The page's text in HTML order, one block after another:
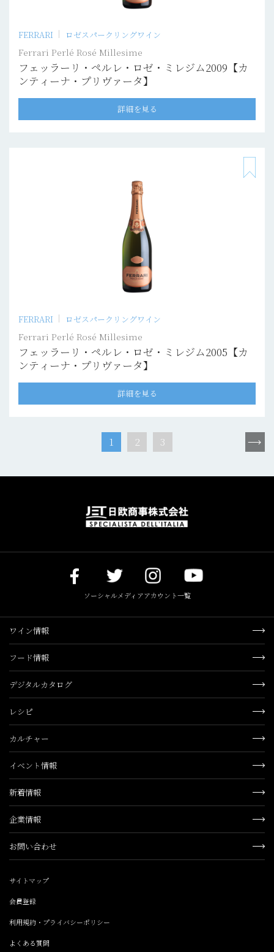
FERRARI ロゼスパークリングワイン
Ferrari Perlé Rosé Millesime
フェッラーリ・ペルレ・ロゼ・ミレジム2009【カ
ンティーナ・プリヴァータ】
詳細を見る
FERRARI ロゼスパークリングワイン
Ferrari Perlé Rosé Millesime
フェッラーリ・ペルレ・ロゼ・ミレジム2005【カ
ンティーナ・プリヴァータ】
詳細を見る
1 2 3
ソーシャルメディアアカウント一覧
ワイン情報
フード情報
デジタルカタログ
レシピ
カルチャー
イベント情報
新着情報
企業情報
お問い合わせ
サイトマップ
会員登録
利用規約・プライバシーポリシー
よくある質問